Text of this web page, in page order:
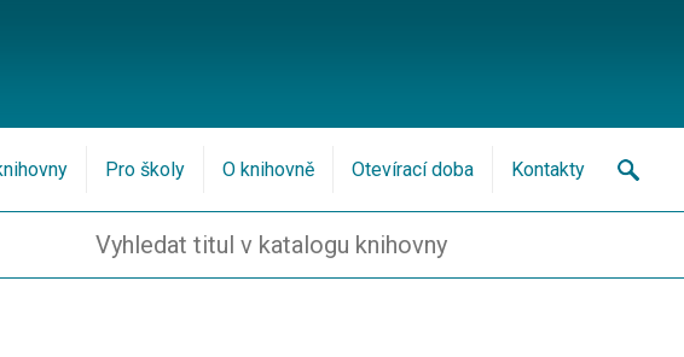
Pro školy O knihovně Otevírací doba Kontakty